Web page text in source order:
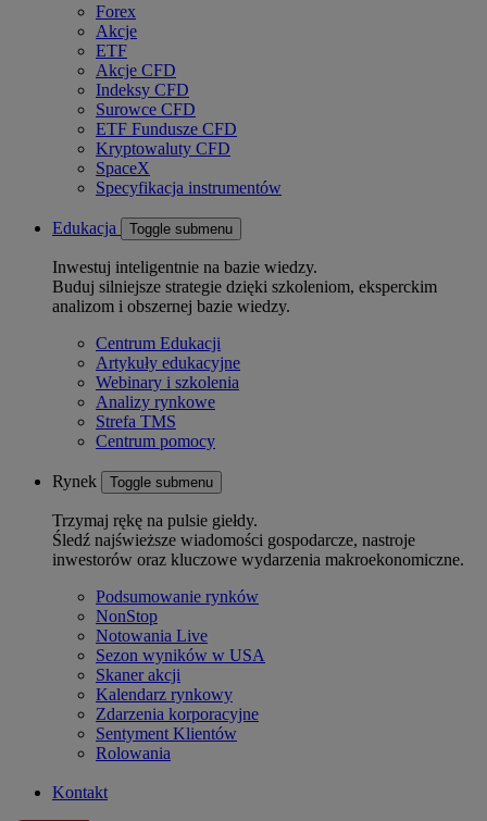
Forex
Akcje
ETF
Akcje CFD
Indeksy CFD
Surowce CFD
ETF Fundusze CFD
Kryptowaluty CFD
SpaceX
Specyfikacja instrumentów
Edukacja Toggle submenu
Inwestuj inteligentnie na bazie wiedzy.
Buduj silniejsze strategie dzięki szkoleniom, eksperckim
analizom i obszernej bazie wiedzy.
Centrum Edukacji
Artykuły edukacyjne
Webinary i szkolenia
Analizy rynkowe
Strefa TMS
Centrum pomocy
Rynek Toggle submenu
Trzymaj rękę na pulsie giełdy.
Śledź najświeższe wiadomości gospodarcze, nastroje
inwestorów oraz kluczowe wydarzenia makroekonomiczne.
Podsumowanie rynków
NonStop
Notowania Live
Sezon wyników w USA
Skaner akcji
Kalendarz rynkowy
Zdarzenia korporacyjne
Sentyment Klientów
Rolowania
Kontakt